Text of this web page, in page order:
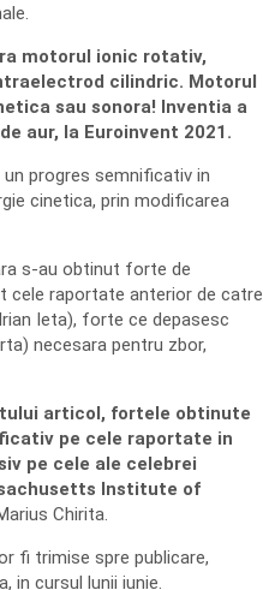
motorul ionic rotativ,
cilindric. Motorul
sau sonora! Inventia a
aur, la Euroinvent 2021.
progres semnificativ in
cinetica, prin modificarea
s-au obtinut forte de
cele raportate anterior de catre
Ieta), forte ce depasesc
necesara pentru zbor,
articol, fortele obtinute
pe cele raportate in
pe cele ale celebrei
Institute of
Chirita.
fi trimise spre publicare,
in cursul lunii iunie.